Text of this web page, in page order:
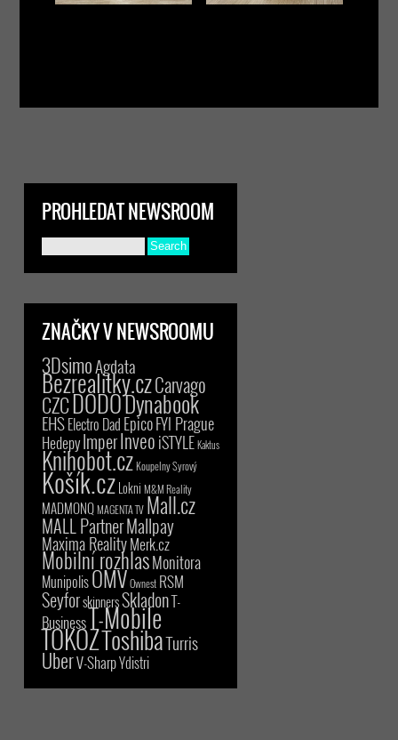
PROHLEDAT NEWSROOM
ZNAČKY V NEWSROOMU
3DsimoAgdata
Bezrealitky.czCarvago
CZCDODODynabook
EHSElectro Dad EpicoFYI Prague
HedepyImperInveoiSTYLE Kaktus
Knihobot.czKoupelny Syrový
Košík.czLokni M&M Reality
MADMONQMAGENTA TV Mall.cz
MALL PartnerMallpay
Maxima RealityMerk.cz
Mobilní rozhlasMonitora
MunipolisOMVOwnest RSM
SeyforskinnersSkladonT-
BusinessT-Mobile
TOKOZToshibaTurris
UberV-SharpYdistri